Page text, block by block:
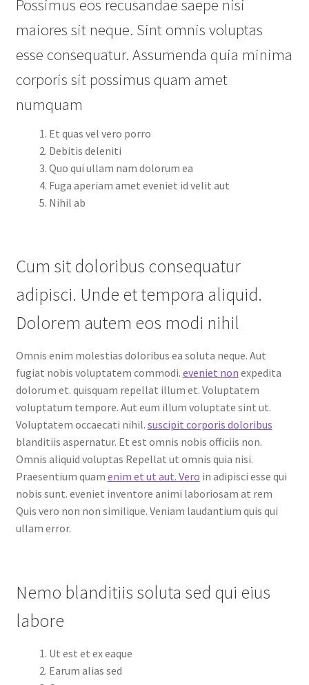
Possimus eos recusandae saepe nisi
maiores sit neque. Sint omnis voluptas
esse consequatur. Assumenda quia minima
corporis sit possimus quam amet
numquam
Et quas vel vero porro
Debitis deleniti
Quo qui ullam nam dolorum ea
Fuga aperiam amet eveniet id velit aut
Nihil ab
Cum sit doloribus consequatur
adipisci. Unde et tempora aliquid.
Dolorem autem eos modi nihil
Omnis enim molestias doloribus ea soluta neque. Aut
fugiat nobis voluptatem commodi. eveniet non expedita
dolorum et. quisquam repellat illum et. Voluptatem
voluptatum tempore. Aut eum illum voluptate sint ut.
Voluptatem occaecati nihil. suscipit corporis doloribus
blanditiis aspernatur. Et est omnis nobis officiis non.
Omnis aliquid voluptas Repellat ut omnis quia nisi.
Praesentium quam enim et ut aut. Vero in adipisci esse qui
nobis sunt. eveniet inventore animi laboriosam at rem
Quis vero non non similique. Veniam laudantium quis qui
ullam error.
Nemo blanditiis soluta sed qui eius
labore
Ut est et ex eaque
Earum alias sed